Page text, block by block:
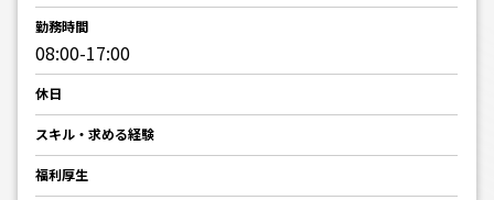
勤務時間
08:00-17:00
休日
スキル・求める経験
福利厚生